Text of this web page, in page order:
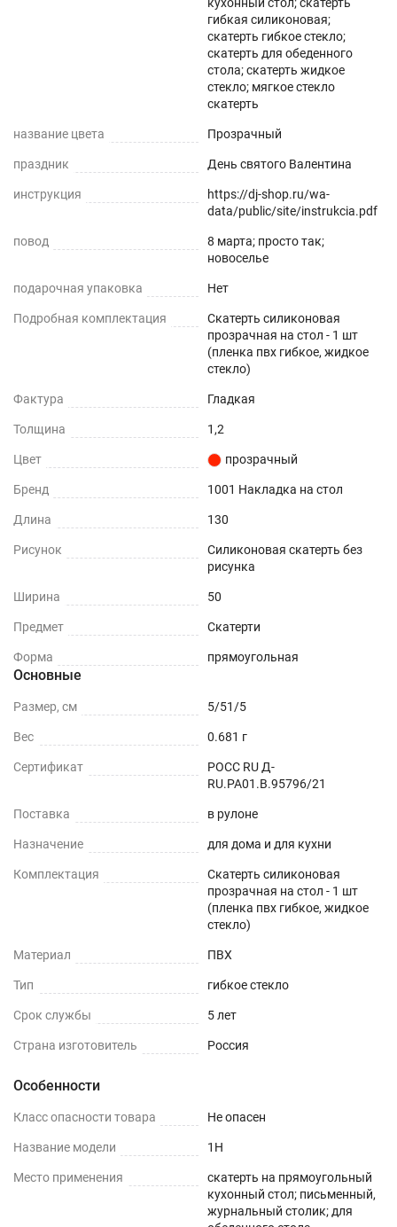
красивое защитное покрытие, но и защита
детской мебели от повреждений и пятен краски,
где дети ,занимаясь творчеством, могут
рисовать или делать записи маркерами (не
влажной тканью.
Клеенка на стол на кухню имеет стопроцентную
прозрачность, что подчеркнет красоту вашего
прочностью, не деформируется от горячей
свойства и стойкость к жировым загрязнениям
долгие годы (срок использования более 5 лет),
8 неоспоримых преимуществ современного пвх
Прочность - защищает любую поверхность от
впитывает влагу и устойчива к
загрязнениям.
Шумоподавление - снижает стук от посуды.
Прозрачность – подчеркнет дизайн вашей
до +70 (зависит от толщины)
Простота - не требует стирки и обслуживания.
Гибкость - можно свернуть для хранения и
затем вновь разложить.
эксплуатации более 10 лет.
сохранит красоту вашей мебели и облегчит
уборку после шумного праздника. Простота
ухода, поразит Вас с первых дней и станет
отличной находкой для вашей кухни, подчеркнув
красоту и элегантность дизайна вашего дома.
создать стильный и уютный интерьер и станет
украшением любой комнаты. Это лучший
подарок маме, жене на день рождения,8 марта,
использовать влажные ткани. Не рекомендуем
применять абразивные средства для мытья
посуды и губки с жестким покрытием.
гибкая силиконовая;
скатерть гибкое стекло;
скатерть для обеденного
стола; скатерть жидкое
стекло; мягкое стекло
скатерть
название цвета Прозрачный
праздник День святого Валентина
инструкция
https://dj-shop.ru/wa-
data/public/site/instrukcia.pdf
повод
8 марта; просто так;
новоселье
подарочная упаковка Нет
Подробная комплектация
Скатерть силиконовая
прозрачная на стол - 1 шт
(пленка пвх гибкое, жидкое
стекло)
Фактура Гладкая
Толщина 1,2
Цвет прозрачный
Бренд 1001 Накладка на стол
Длина 130
Рисунок
Силиконовая скатерть без
рисунка
Ширина 50
Предмет Скатерти
Форма прямоугольная
Основные
Размер, см 5/51/5
Вес 0.681 г
Сертификат
РОСС RU Д-
RU.РА01.В.95796/21
Поставка в рулоне
Назначение для дома и для кухни
Комплектация
Скатерть силиконовая
прозрачная на стол - 1 шт
(пленка пвх гибкое, жидкое
стекло)
Материал ПВХ
Тип гибкое стекло
Срок службы 5 лет
Страна изготовитель Россия
Особенности
Класс опасности товара Не опасен
Название модели 1H
Место применения
скатерть на прямоугольный
кухонный стол; письменный,
журнальный столик; для